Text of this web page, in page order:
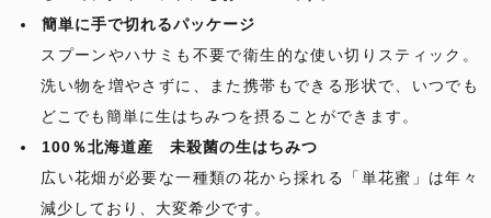
簡単に手で切れるパッケージ
スプーンやハサミも不要で衛生的な使い切りスティック。
洗い物を増やさずに、また携帯もできる形状で、いつでも
どこでも簡単に生はちみつを摂ることができます。
100％北海道産 未殺菌の生はちみつ
広い花畑が必要な一種類の花から採れる「単花蜜」は年々
減少しており、大変希少です。